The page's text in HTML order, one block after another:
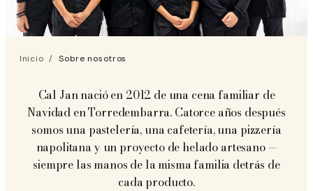
Inicio / Sobre nosotros
Cal Jan nació en 2012 de una cena familiar de
Navidad en Torredembarra. Catorce años después
somos una pastelería, una cafetería, una pizzería
napolitana y un proyecto de helado artesano —
siempre las manos de la misma familia detrás de
cada producto.